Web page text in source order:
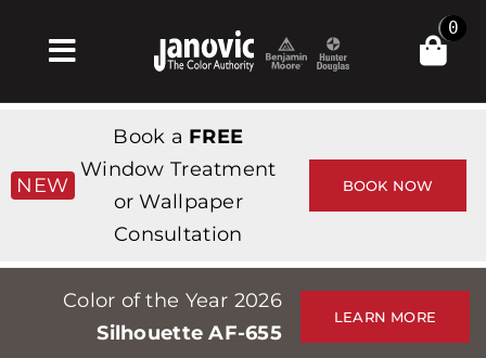
Toggle
Navigation
Products & Services
Магазин
Professionals
Stores
0
NEW
Book a FREE
Window Treatment
or Wallpaper
Consultation
BOOK NOW
Color of the Year 2026
Silhouette AF-655
LEARN MORE